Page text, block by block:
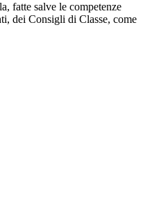
fatte salve le competenze
dei Consigli di Classe, come